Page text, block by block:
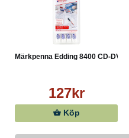
Märkpenna Edding 8400 CD-DV...
127kr
Köp